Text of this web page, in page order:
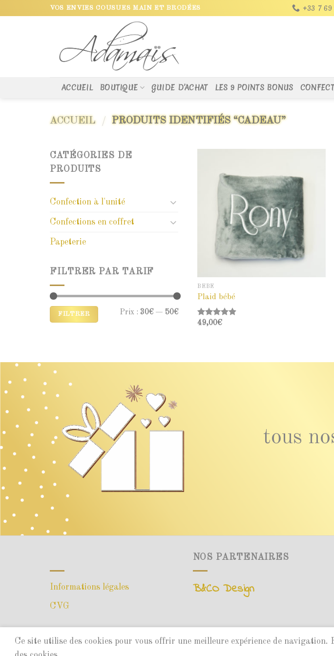
VOS ENVIES COUSUES MAIN ET BRODÉES +33 7
ACCUEIL BOUTIQUE GUIDE D’ACHAT LES 9 POINTS BONUS
ACCUEIL / PRODUITS IDENTIFIÉS “CADEAU”
CATÉGORIES DE
PRODUITS
Confection à l'unité
Confections en coffret
Papeterie
FILTRER PAR TARIF
FILTRER Prix : 30€— 50€
BÉBÉ
Plaid bébé
Note4.85
49,00€
tous
Informations légales
CVG
NOS PARTENAIRES
B&CO Design
Copyright 2026 ©
Ce site utilise des cookies pour vous offrir une meilleure expérience de